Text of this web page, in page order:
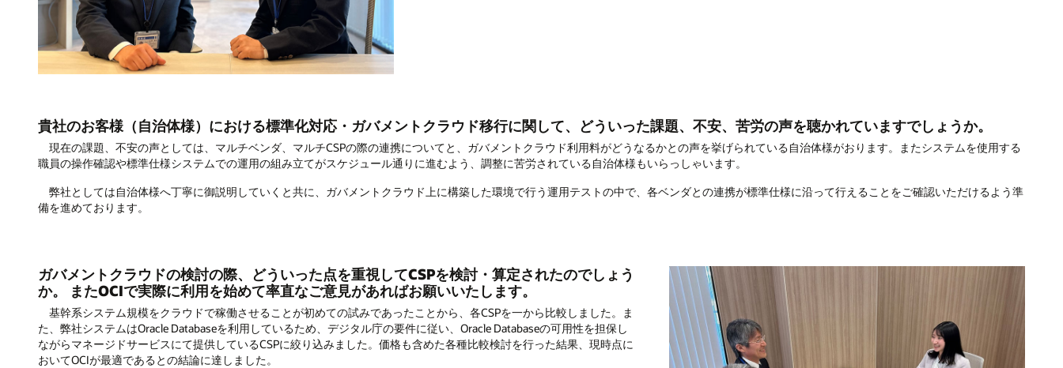
貴社のお客様（自治体様）における標準化対応・ガバメントクラウド移行に関して、どういった課題、不安、苦労の声を聴かれていますでしょうか。
現在の課題、不安の声としては、マルチベンダ、マルチCSPの際の連携についてと、ガバメントクラウド利用料がどうなるかとの声を挙げられている自治体様がおります。またシステムを使用する
職員の操作確認や標準仕様システムでの運用の組み立てがスケジュール通りに進むよう、調整に苦労されている自治体様もいらっしゃいます。
弊社としては自治体様へ丁寧に御説明していくと共に、ガバメントクラウド上に構築した環境で行う運用テストの中で、各ベンダとの連携が標準仕様に沿って行えることをご確認いただけるよう準
備を進めております。
ガバメントクラウドの検討の際、どういった点を重視してCSPを検討・算定されたのでしょう
か。 またOCIで実際に利用を始めて率直なご意見があればお願いいたします。
基幹系システム規模をクラウドで稼働させることが初めての試みであったことから、各CSPを一から比較しました。ま
た、弊社システムはOracle Databaseを利用しているため、デジタル庁の要件に従い、Oracle Databaseの可用性を担保し
ながらマネージドサービスにて提供しているCSPに絞り込みました。価格も含めた各種比較検討を行った結果、現時点に
おいてOCIが最適であるとの結論に達しました。